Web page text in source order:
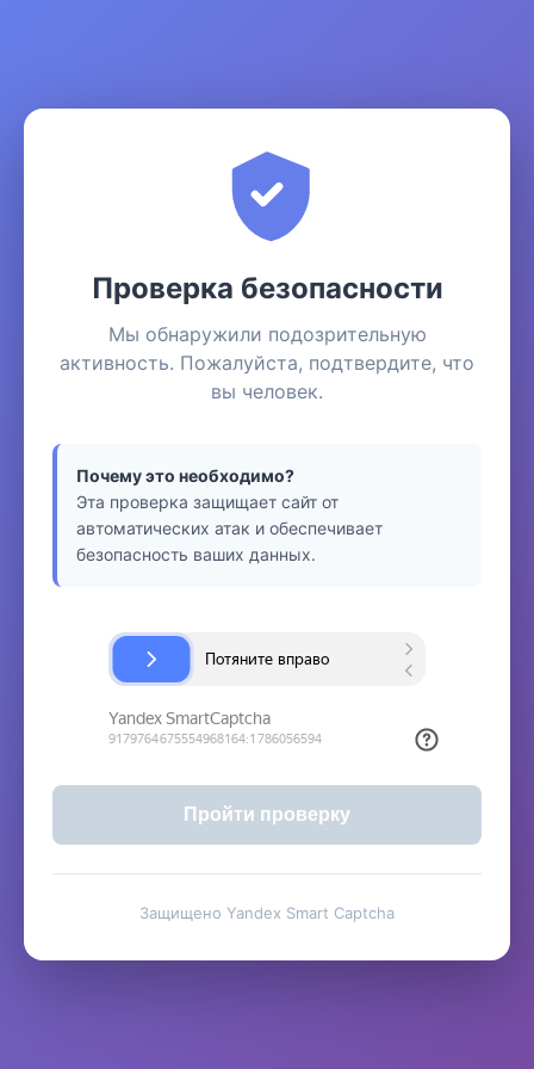
Проверка безопасности
Мы обнаружили подозрительную
активность. Пожалуйста, подтвердите, что
вы человек.
Почему это необходимо?
Эта проверка защищает сайт от
автоматических атак и обеспечивает
безопасность ваших данных.
Пройти проверку
Защищено Yandex Smart Captcha